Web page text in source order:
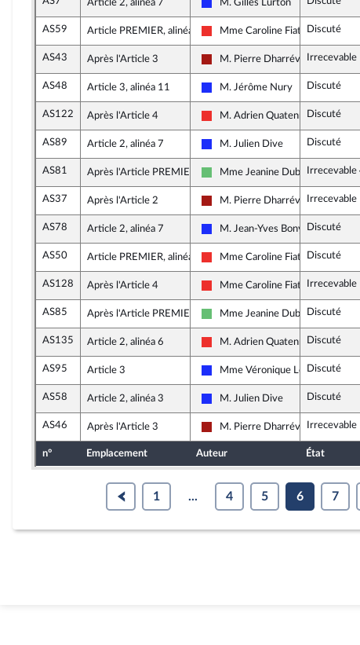
Article 2, alinéa 7
Les Républicains
M. Gilles Lurton
AS59 Article PREMIER, alinéa 2
La France insoumise
Mme Caroline Fiat Discuté
AS43 Après l'Article 3
Gauche démocrate et républicaine
M. Pierre DharrévilleIrrecevable
AS48 Article 3, alinéa 11
Les Républicains
M. Jérôme Nury Discuté
AS122 Après l'Article 4
La France insoumise
M. Adrien QuatennensDiscuté
AS89 Article 2, alinéa 7
Les Républicains
M. Julien Dive Discuté
AS81 Après l'Article PREMIER
Libertés et Territoires
Mme Jeanine Dubié Irrecevable
AS37 Après l'Article 2
Gauche démocrate et républicaine
M. Pierre DharrévilleIrrecevable
AS78 Article 2, alinéa 7
Les Républicains
M. Jean-Yves Bony Discuté
AS50 Article PREMIER, alinéa 8
La France insoumise
Mme Caroline Fiat Discuté
AS128 Après l'Article 4
La France insoumise
Mme Caroline Fiat Irrecevable
AS85 Après l'Article PREMIER
Libertés et Territoires
Mme Jeanine DubiéDiscuté
AS135 Article 2, alinéa 6
La France insoumise
M. Adrien QuatennensDiscuté
AS95 Article 3
Les Républicains
Mme Véronique Louwagie
Discuté
AS58 Article 2, alinéa 3
Les Républicains
M. Julien Dive Discuté
AS46 Après l'Article 3
Gauche démocrate et républicaine
M. Pierre DharrévilleIrrecevable
n° Emplacement Auteur État
1 ... 4 5 6 7